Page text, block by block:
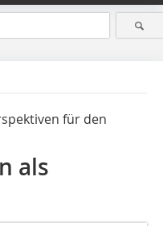
für den
als